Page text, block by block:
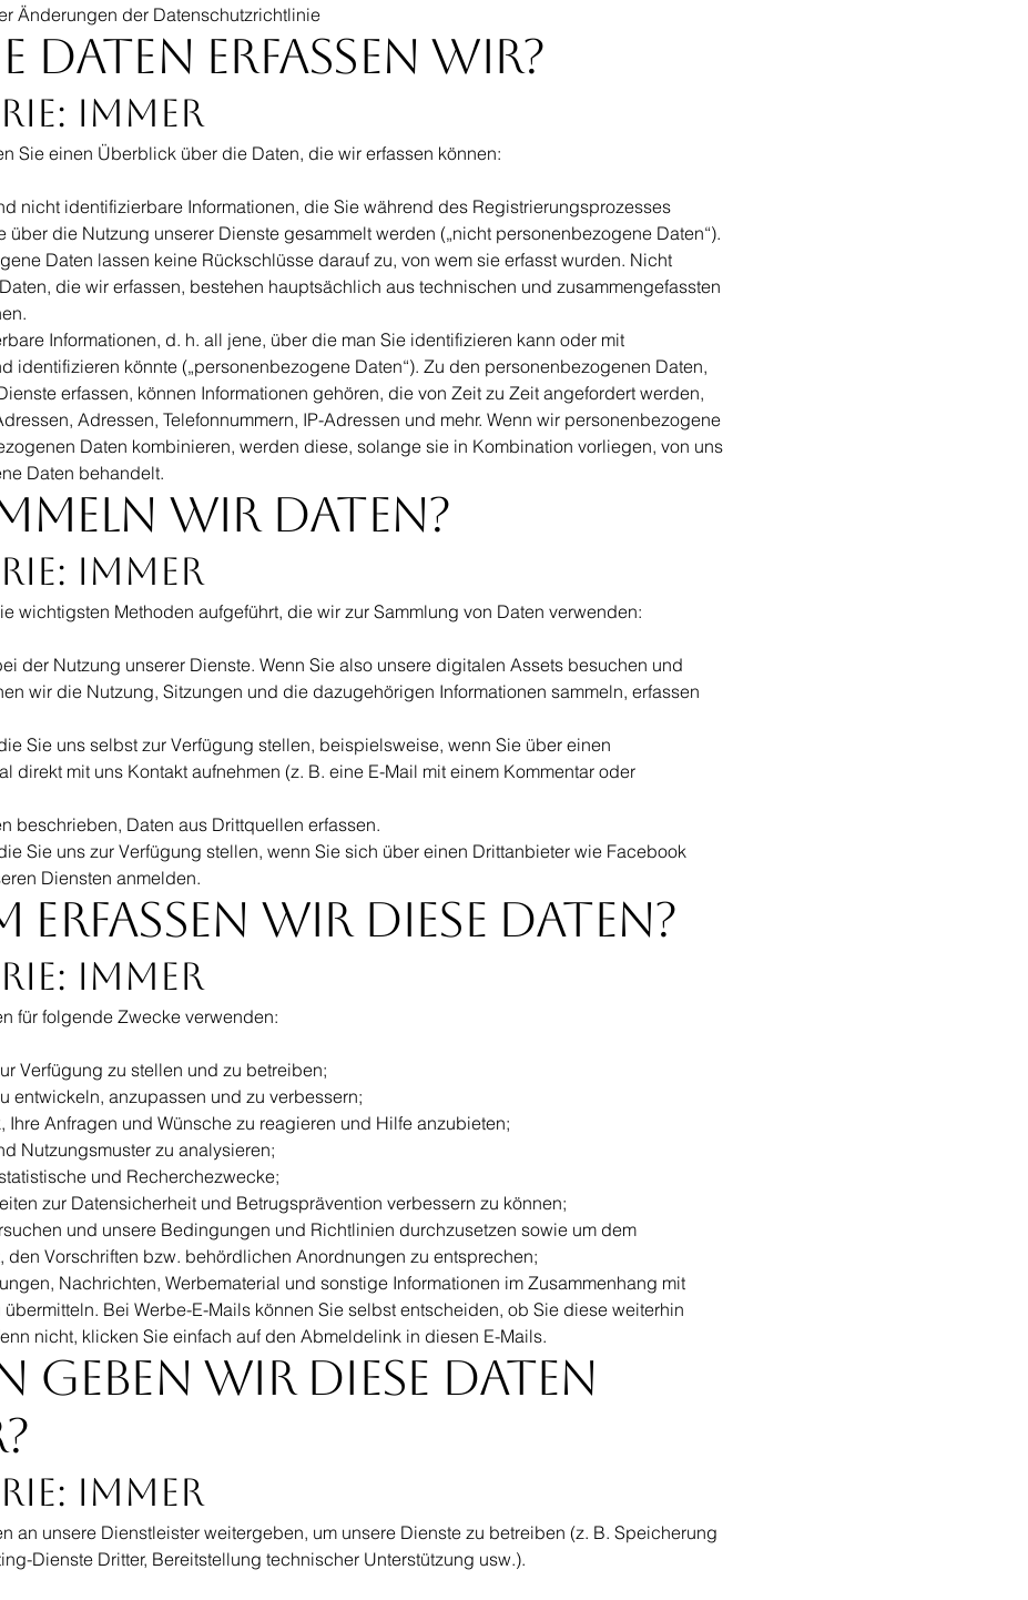
Änderungen der Datenschutzrichtlinie
Daten erfassen wir?
Immer
Sie einen Überblick über die Daten, die wir erfassen können:
nicht identifizierbare Informationen, die Sie während des Registrierungsprozesses
über die Nutzung unserer Dienste gesammelt werden („nicht personenbezogene Daten“).
Daten lassen keine Rückschlüsse darauf zu, von wem sie erfasst wurden. Nicht
die wir erfassen, bestehen hauptsächlich aus technischen und zusammengefassten
Informationen, d. h. all jene, über die man Sie identifizieren kann oder mit
identifizieren könnte („personenbezogene Daten“). Zu den personenbezogenen Daten,
erfassen, können Informationen gehören, die von Zeit zu Zeit angefordert werden,
Adressen, Telefonnummern, IP-Adressen und mehr. Wenn wir personenbezogene
Daten kombinieren, werden diese, solange sie in Kombination vorliegen, von uns
Daten behandelt.
wir Daten?
Immer
wichtigsten Methoden aufgeführt, die wir zur Sammlung von Daten verwenden:
der Nutzung unserer Dienste. Wenn Sie also unsere digitalen Assets besuchen und
wir die Nutzung, Sitzungen und die dazugehörigen Informationen sammeln, erfassen
Sie uns selbst zur Verfügung stellen, beispielsweise, wenn Sie über einen
direkt mit uns Kontakt aufnehmen (z. B. eine E-Mail mit einem Kommentar oder
beschrieben, Daten aus Drittquellen erfassen.
Sie uns zur Verfügung stellen, wenn Sie sich über einen Drittanbieter wie Facebook
Diensten anmelden.
erfassen wir diese Daten?
Immer
für folgende Zwecke verwenden:
Verfügung zu stellen und zu betreiben;
entwickeln, anzupassen und zu verbessern;
Ihre Anfragen und Wünsche zu reagieren und Hilfe anzubieten;
Nutzungsmuster zu analysieren;
und Recherchezwecke;
zur Datensicherheit und Betrugsprävention verbessern zu können;
und unsere Bedingungen und Richtlinien durchzusetzen sowie um dem
den Vorschriften bzw. behördlichen Anordnungen zu entsprechen;
Nachrichten, Werbematerial und sonstige Informationen im Zusammenhang mit
Bei Werbe-E-Mails können Sie selbst entscheiden, ob Sie diese weiterhin
nicht, klicken Sie einfach auf den Abmeldelink in diesen E-Mails.
geben wir diese Daten
Immer
an unsere Dienstleister weitergeben, um unsere Dienste zu betreiben (z. B. Speicherung
Dienste Dritter, Bereitstellung technischer Unterstützung usw.).